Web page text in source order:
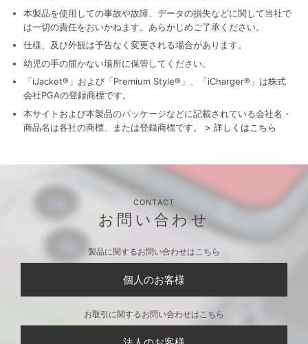
本製品を使用しての事故や故障、データの損失などに関して当社で
は一切の責任をおいかねます。あらかじめご了承ください。
仕様、及び外観は予告なく変更される場合があります。
幼児の手の届かない場所に保管してください。
「iJacket®」および「Premium Style®」、「iCharger®」は株式
会社PGAの登録商標です。
本サイトおよび本製品のパッケージなどに記載されている会社名・
商品名は各社の商標、または登録商標です。
> 詳しくはこちら
CONTACT
お問い合わせ
製品に関するお問い合わせはこちら
個人のお客様
お取引に関するお問い合わせはこちら